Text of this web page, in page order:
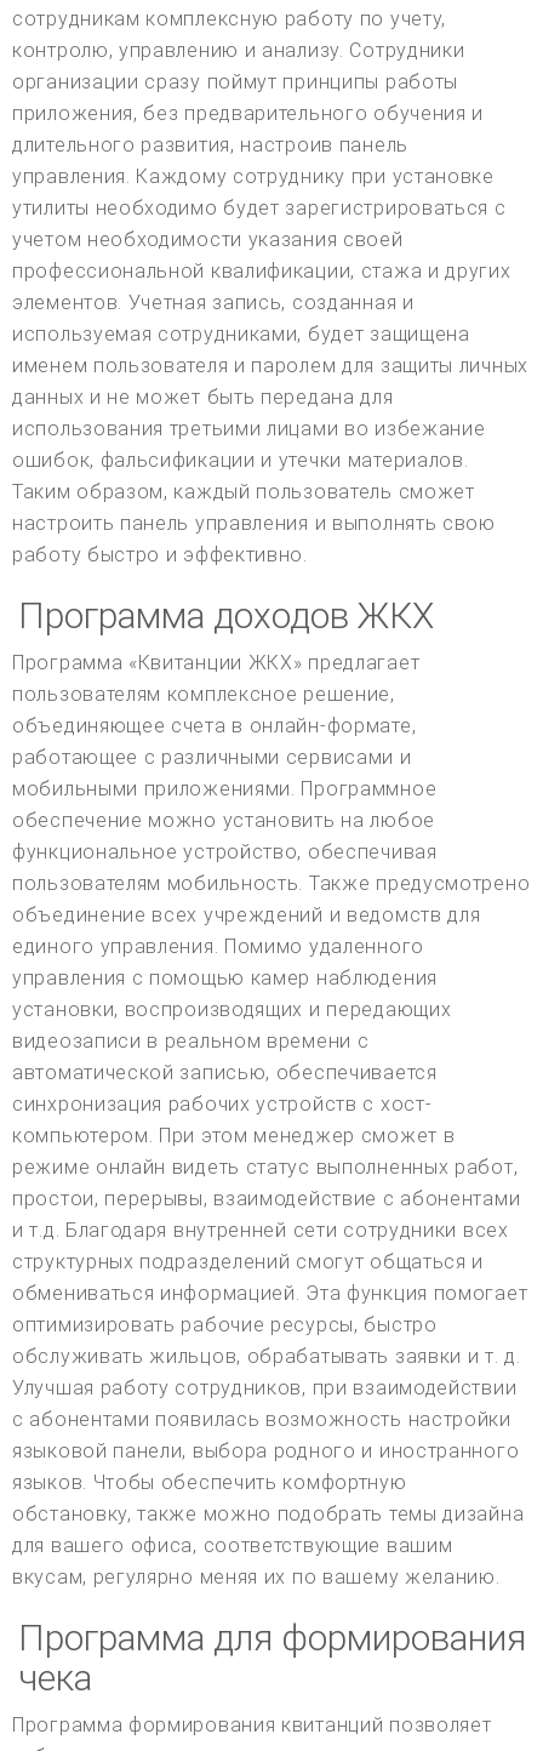
сотрудникам комплексную работу по учету,
контролю, управлению и анализу. Сотрудники
организации сразу поймут принципы работы
приложения, без предварительного обучения и
длительного развития, настроив панель
управления. Каждому сотруднику при установке
утилиты необходимо будет зарегистрироваться с
учетом необходимости указания своей
профессиональной квалификации, стажа и других
элементов. Учетная запись, созданная и
используемая сотрудниками, будет защищена
именем пользователя и паролем для защиты личных
данных и не может быть передана для
использования третьими лицами во избежание
ошибок, фальсификации и утечки материалов.
Таким образом, каждый пользователь сможет
настроить панель управления и выполнять свою
работу быстро и эффективно.
Программа доходов ЖКХ
Программа «Квитанции ЖКХ» предлагает
пользователям комплексное решение,
объединяющее счета в онлайн-формате,
работающее с различными сервисами и
мобильными приложениями. Программное
обеспечение можно установить на любое
функциональное устройство, обеспечивая
пользователям мобильность. Также предусмотрено
объединение всех учреждений и ведомств для
единого управления. Помимо удаленного
управления с помощью камер наблюдения
установки, воспроизводящих и передающих
видеозаписи в реальном времени с
автоматической записью, обеспечивается
синхронизация рабочих устройств с хост-
компьютером. При этом менеджер сможет в
режиме онлайн видеть статус выполненных работ,
простои, перерывы, взаимодействие с абонентами
и т.д. Благодаря внутренней сети сотрудники всех
структурных подразделений смогут общаться и
обмениваться информацией. Эта функция помогает
оптимизировать рабочие ресурсы, быстро
обслуживать жильцов, обрабатывать заявки и т. д.
Улучшая работу сотрудников, при взаимодействии
с абонентами появилась возможность настройки
языковой панели, выбора родного и иностранного
языков. Чтобы обеспечить комфортную
обстановку, также можно подобрать темы дизайна
для вашего офиса, соответствующие вашим
вкусам, регулярно меняя их по вашему желанию.
Программа для формирования
чека
Программа формирования квитанций позволяет